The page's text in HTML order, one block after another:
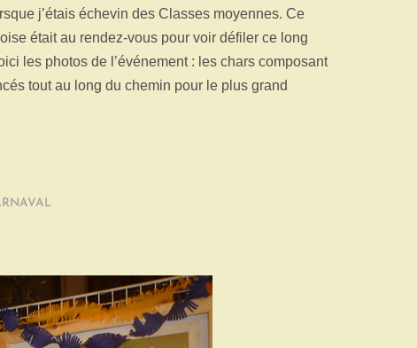
j’étais échevin des Classes moyennes. Ce
était au rendez-vous pour voir défiler ce long
les photos de l’événement : les chars composant
tout au long du chemin pour le plus grand
/